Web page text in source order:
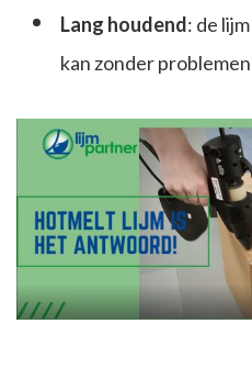
Lang houdend: de
kan zonder